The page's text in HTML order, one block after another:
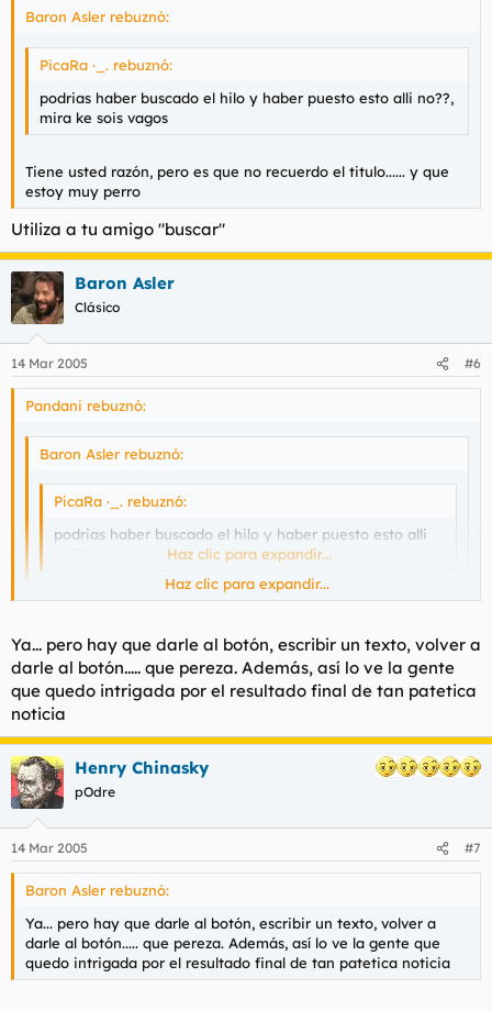
Baron Asler rebuznó:
PicaRa ·_. rebuznó:
podrias haber buscado el hilo y haber puesto esto alli no??,
mira ke sois vagos
Tiene usted razón, pero es que no recuerdo el titulo...... y que
estoy muy perro
Utiliza a tu amigo "buscar"
Baron Asler
Clásico
14 Mar 2005 #6
Pandani rebuznó:
Baron Asler rebuznó:
PicaRa ·_. rebuznó:
podrias haber buscado el hilo y haber puesto esto alli
no??, mira ke sois vagosHaz clic para expandir...
Utiliza a tu amigo "buscar"
Haz clic para expandir...
Ya... pero hay que darle al botón, escribir un texto, volver a
darle al botón..... que pereza. Además, así lo ve la gente
que quedo intrigada por el resultado final de tan patetica
noticia
Henry Chinasky
pOdre
14 Mar 2005 #7
Baron Asler rebuznó:
Ya... pero hay que darle al botón, escribir un texto, volver a
darle al botón..... que pereza. Además, así lo ve la gente que
quedo intrigada por el resultado final de tan patetica noticia